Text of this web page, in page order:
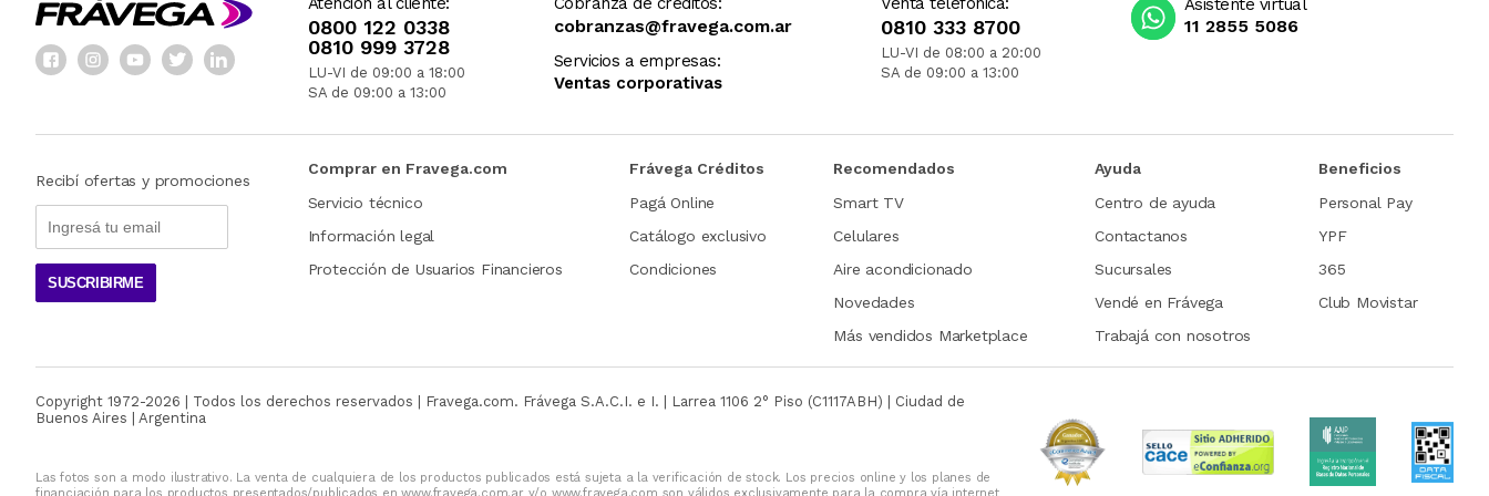
0800 122 0338
0810 999 3728
LU-VI de 09:00 a 18:00
SA de 09:00 a 13:00
cobranzas@fravega.com.ar
Servicios a empresas:
Ventas corporativas
0810 333 8700
LU-VI de 08:00 a 20:00
SA de 09:00 a 13:00
Asistente virtual
11 2855 5086
Recibí ofertas y promociones
SUSCRIBIRME
Comprar en Fravega.com
Servicio técnico
Información legal
Protección de Usuarios Financieros
Frávega Créditos
Pagá Online
Catálogo exclusivo
Condiciones
Recomendados
Smart TV
Celulares
Aire acondicionado
Novedades
Más vendidos Marketplace
Ayuda
Centro de ayuda
Contactanos
Sucursales
Vendé en Frávega
Trabajá con nosotros
Beneficios
Personal Pay
YPF
365
Club Movistar
Copyright 1972-2026 | Todos los derechos reservados | Fravega.com. Frávega S.A.C.I. e I. | Larrea 1106 2° Piso (C1117ABH) | Ciudad de
Buenos Aires | Argentina
Las fotos son a modo ilustrativo. La venta de cualquiera de los productos publicados está sujeta a la verificación de stock. Los precios online y los planes de